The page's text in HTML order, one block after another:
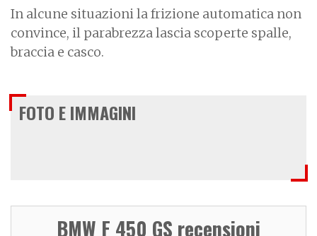
In alcune situazioni la frizione automatica non
convince, il parabrezza lascia scoperte spalle,
braccia e casco.
FOTO E IMMAGINI
BMW F 450 GS recensioni